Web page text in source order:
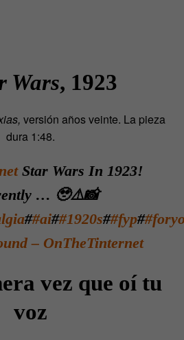
Wars, 1923
versión años veinte. La pieza
dura 1:48.
Star Wars In 1923!
… 🥹⚠️📸
##ai##1920s##fyp#
– OnTheTinternet
vez que oí tu
voz